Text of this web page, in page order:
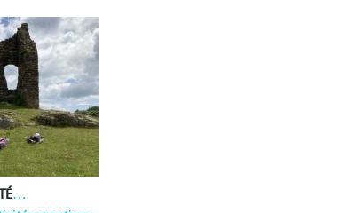
EMMANUEL ROUX – ACTIVITÉS DE BIEN-ÊTRE ET DE PLEINE NATURE